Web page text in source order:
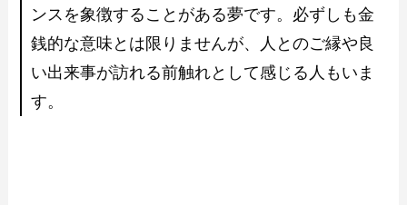
ンスを象徴することがある夢です。必ずしも金
銭的な意味とは限りませんが、人とのご縁や良
い出来事が訪れる前触れとして感じる人もいま
す。